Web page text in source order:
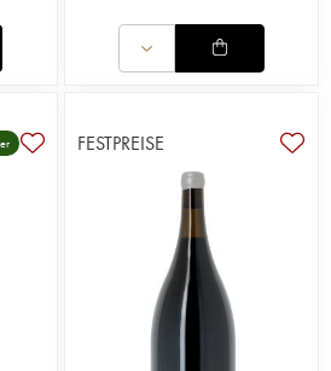
FESTPREISE